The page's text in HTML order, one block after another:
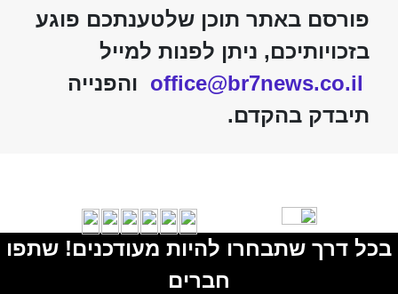
פורסם באתר תוכן שלטענתכם פוגע
בזכויותיכם, ניתן לפנות למייל
office@br7news.co.il והפנייה
תיבדק בהקדם.
בכל דרך שתבחרו להיות מעודכנים! שתפו
חברים